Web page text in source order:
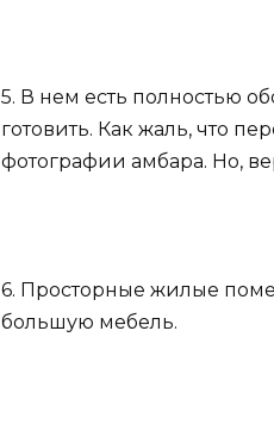
5. В нем есть полностью
готовить. Как жаль, что
фотографии амбара. Но,
6. Просторные жилые
большую мебель.